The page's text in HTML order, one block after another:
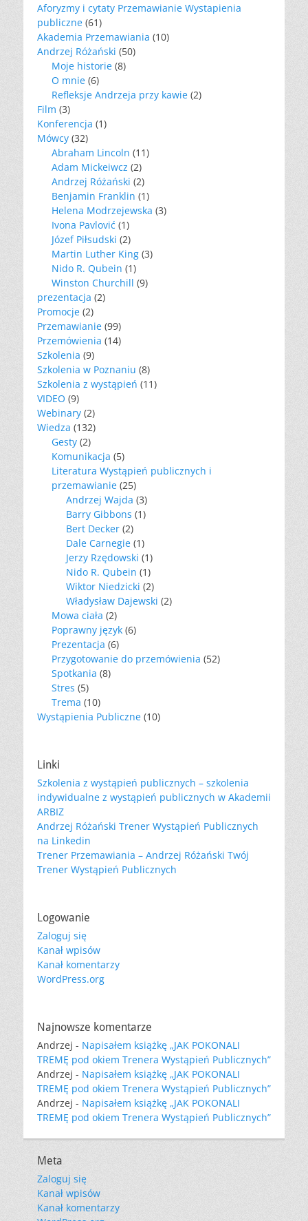
Aforyzmy i cytaty Przemawianie Wystapienia
publiczne (61)
Akademia Przemawiania (10)
Andrzej Różański (50)
Moje historie (8)
O mnie (6)
Refleksje Andrzeja przy kawie (2)
Film (3)
Konferencja (1)
Mówcy (32)
Abraham Lincoln (11)
Adam Mickeiwcz (2)
Andrzej Różański (2)
Benjamin Franklin (1)
Helena Modrzejewska (3)
Ivona Pavlović (1)
Józef Piłsudski (2)
Martin Luther King (3)
Nido R. Qubein (1)
Winston Churchill (9)
prezentacja (2)
Promocje (2)
Przemawianie (99)
Przemówienia (14)
Szkolenia (9)
Szkolenia w Poznaniu (8)
Szkolenia z wystąpień (11)
VIDEO (9)
Webinary (2)
Wiedza (132)
Gesty (2)
Komunikacja (5)
Literatura Wystąpień publicznych i
przemawianie (25)
Andrzej Wajda (3)
Barry Gibbons (1)
Bert Decker (2)
Dale Carnegie (1)
Jerzy Rzędowski (1)
Nido R. Qubein (1)
Wiktor Niedzicki (2)
Władysław Dajewski (2)
Mowa ciała (2)
Poprawny język (6)
Prezentacja (6)
Przygotowanie do przemówienia (52)
Spotkania (8)
Stres (5)
Trema (10)
Wystąpienia Publiczne (10)
Linki
Szkolenia z wystąpień publicznych – szkolenia
indywidualne z wystąpień publicznych w Akademii
ARBIZ
Andrzej Różański Trener Wystąpień Publicznych
na Linkedin
Trener Przemawiania – Andrzej Różański Twój
Trener Wystąpień Publicznych
Logowanie
Zaloguj się
Kanał wpisów
Kanał komentarzy
WordPress.org
Najnowsze komentarze
Andrzej - Napisałem książkę „JAK POKONALI
TREMĘ pod okiem Trenera Wystąpień Publicznych”
Andrzej - Napisałem książkę „JAK POKONALI
TREMĘ pod okiem Trenera Wystąpień Publicznych”
Andrzej - Napisałem książkę „JAK POKONALI
TREMĘ pod okiem Trenera Wystąpień Publicznych”
Meta
Zaloguj się
Kanał wpisów
Kanał komentarzy